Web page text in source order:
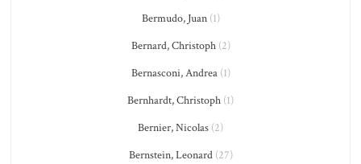
Bermudo, Juan(1)
Bernard, Christoph(2)
Bernasconi, Andrea(1)
Bernhardt, Christoph (1)
Bernier, Nicolas (2)
Bernstein, Leonard(27)